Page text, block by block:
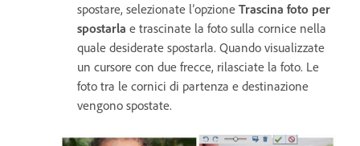
spostare, selezionate l’opzione Trascina foto per
spostarla e trascinate la foto sulla cornice nella
quale desiderate spostarla. Quando visualizzate
un cursore con due frecce, rilasciate la foto. Le
foto tra le cornici di partenza e destinazione
vengono spostate.